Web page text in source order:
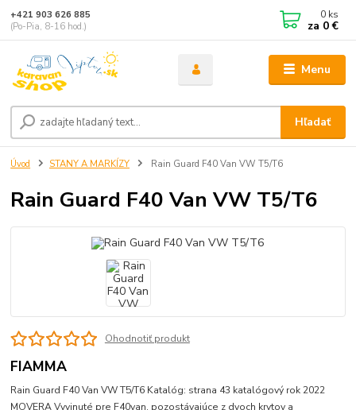
Menu
Hľadať
+421 903 626 885
(Po-Pia, 8-16 hod.)
0 ks
za 0 €
Úvod STANY A MARKÍZY Rain Guard F40 Van VW T5/T6
Rain Guard F40 Van VW T5/T6
Ohodnotiť produkt
FIAMMA
Rain Guard F40 Van VW T5/T6 Katalóg: strana 43 katalógový rok 2022
MOVERA Vyvinuté pre F40van, pozostávajúce z dvoch krytov a